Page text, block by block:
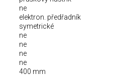
ne
elektron. předřadník
symetrické
ne
ne
ne
ne
400 mm